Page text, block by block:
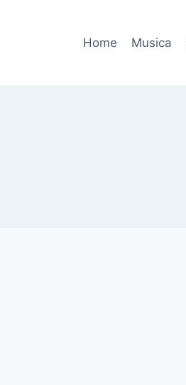
Home Musica